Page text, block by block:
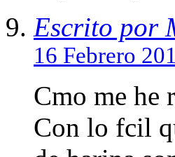
Escrito por
16 Febrero
Cmo me he
Con lo fcil